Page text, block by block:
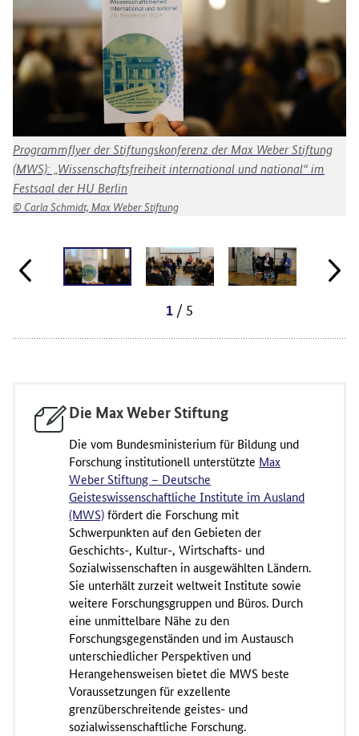
Programmflyer der Stiftungskonferenz der Max Weber Stiftung
(MWS): „Wissenschaftsfreiheit international und national“ im
Festsaal der HU Berlin
Carla Schmidt, Max Weber Stiftung
1 / 5
Die Max Weber Stiftung
Die vom Bundesministerium für Bildung und
Forschung institutionell unterstützte Max
Weber Stiftung – Deutsche
Geisteswissenschaftliche Institute im Ausland
(MWS)fördert die Forschung mit
Schwerpunkten auf den Gebieten der
Geschichts-, Kultur-, Wirtschafts- und
Sozialwissenschaften in ausgewählten Ländern.
Sie unterhält zurzeit weltweit Institute sowie
weitere Forschungsgruppen und Büros. Durch
eine unmittelbare Nähe zu den
Forschungsgegenständen und im Austausch
unterschiedlicher Perspektiven und
Herangehensweisen bietet die MWS beste
Voraussetzungen für exzellente
grenzüberschreitende geistes- und
sozialwissenschaftliche Forschung.